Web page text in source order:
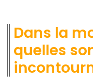
Dans la
quelles